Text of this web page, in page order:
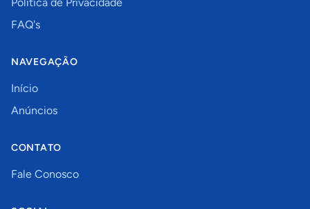
FAQ's
NAVEGAÇÃO
Início
Anúncios
CONTATO
Fale Conosco